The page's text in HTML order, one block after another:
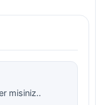
misiniz..